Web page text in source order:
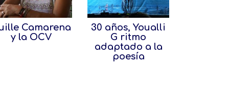
Camarena
y la OCV
30 años, Youalli
G ritmo
adaptado a la
poesía